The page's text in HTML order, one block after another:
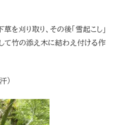
を刈り取り、その後「雪起こし」
て竹の添え木に結わえ付ける作
）